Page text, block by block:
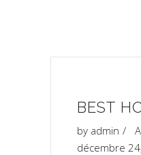
BEST
by admin
décembre